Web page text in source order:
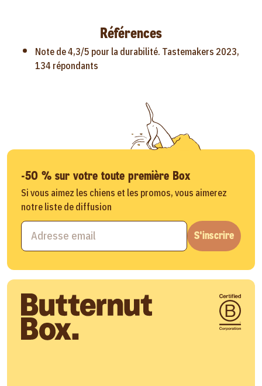
Références
Note de 4,3/5 pour la durabilité. Tastemakers 2023,
134 répondants
-50 % sur votre toute première Box
Si vous aimez les chiens et les promos, vous aimerez
notre liste de diffusion
S'inscrire